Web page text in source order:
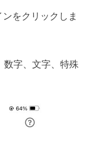
をクリックしま
数字、文字、特殊